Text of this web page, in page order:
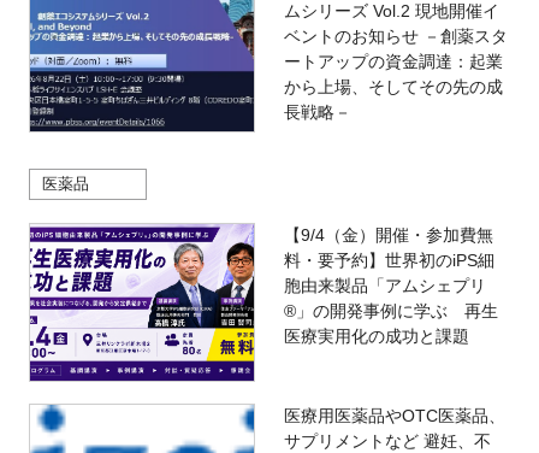
ムシリーズ Vol.2 現地開催イ
ベントのお知らせ －創薬スタ
ートアップの資金調達：起業
から上場、そしてその先の成
長戦略－
医薬品
【9/4（金）開催・参加費無
料・要予約】世界初のiPS細
胞由来製品「アムシェプリ
®」の開発事例に学ぶ 再生
医療実用化の成功と課題
医療用医薬品やOTC医薬品、
サプリメントなど 避妊、不